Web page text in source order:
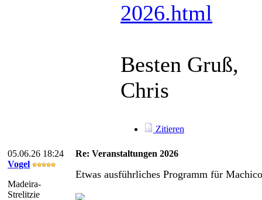
2026.html
Besten Gruß,
Chris
Zitieren
05.06.26 18:24
Vogel
Madeira-
Strelitzie
Re: Veranstaltungen 2026
Etwas ausführliches Programm für Machico